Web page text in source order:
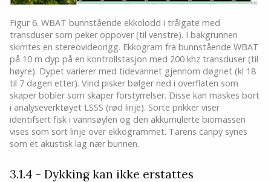
Figur 6. WBAT bunnstående ekkolodd i trålgate med
transduser som peker oppover (til venstre). I bakgrunnen
skimtes en stereovideorigg. Ekkogram fra bunnstående WBAT
på 10 m dyp på en kontrollstasjon med 200 khz transduser (til
høyre). Dypet varierer med tidevannet gjennom døgnet (kl 18
til 7 dagen etter). Vind pisker bølger ned i overflaten som
skaper bobler som skaper forstyrrelser. Disse kan maskes bort
i analyseverktøyet LSSS (rød linje). Sorte prikker viser
identifsert fisk i vannsøylen og den akkumulerte biomassen
vises som sort linje over ekkogrammet. Tarens canpy synes
som et akustisk lag nær bunnen.
3.1.4 - Dykking kan ikke erstattes